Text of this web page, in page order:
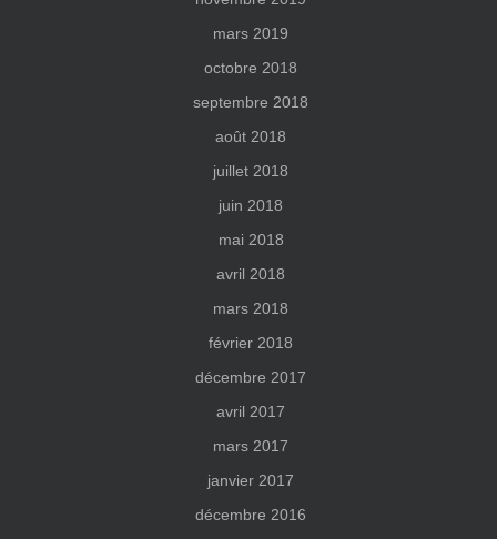
mars 2019
octobre 2018
septembre 2018
août 2018
juillet 2018
juin 2018
mai 2018
avril 2018
mars 2018
février 2018
décembre 2017
avril 2017
mars 2017
janvier 2017
décembre 2016